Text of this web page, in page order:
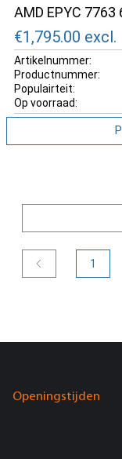
AMD EPYC 7763
€1,795.00 excl.
Artikelnummer:
Productnummer:
Populairteit:
Op voorraad:
1
Openingstijden